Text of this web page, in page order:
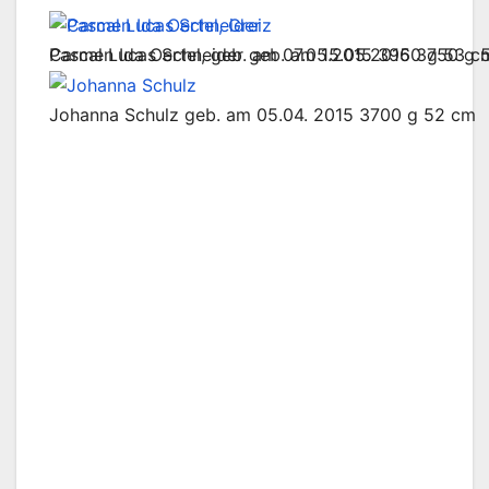
Pascal Lucas Schneider geb. am 15.05.2015 3750 g
Carmen Ida Oertel, geb. am 07.05.2015 3960 g 53
Johanna Schulz geb. am 05.04. 2015 3700 g 52 cm